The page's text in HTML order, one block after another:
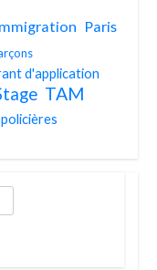
Paris
d'application
TAM